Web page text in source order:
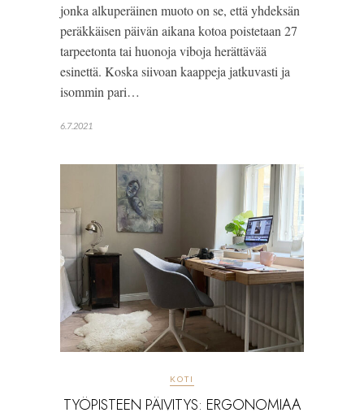
jonka alkuperäinen muoto on se, että yhdeksän
peräkkäisen päivän aikana kotoa poistetaan 27
tarpeetonta tai huonoja viboja herättävää
esinettä. Koska siivoan kaappeja jatkuvasti ja
isommin pari…
6.7.2021
KOTI
TYÖPISTEEN PÄIVITYS: ERGONOMIAA